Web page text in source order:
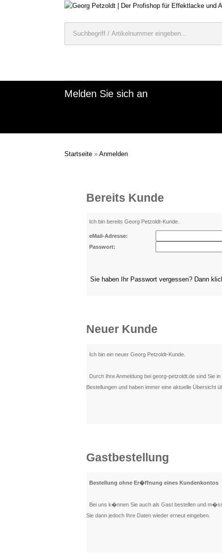
Melden Sie sich an
Startseite » Anmelden
Bereits Kunde
Ich bin bereits Georg Petzoldt-Kunde.
eMail-Adresse:
Passwort:
Sie haben Ihr Passwort vergessen? Dann
Neuer Kunde
Ich bin ein neuer Georg Petzoldt-Kunde.
Durch Ihre Anmeldung bei georg-petzoldt.de sind Sie
Bestellungen und haben immer eine aktuelle Übersicht
Gastbestellung
Bestellung ohne Er�ffnung eines Kundenkontos
Bei uns k�nnen Sie auch als Gast bestellen und
Sie dann jedoch Ihre Daten wieder erneut eingeben.